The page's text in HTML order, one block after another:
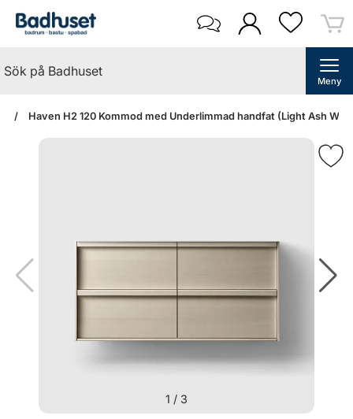
Meny
Haven H2 120 Kommod med Underlimmad handfat (Light Ash
1 / 3